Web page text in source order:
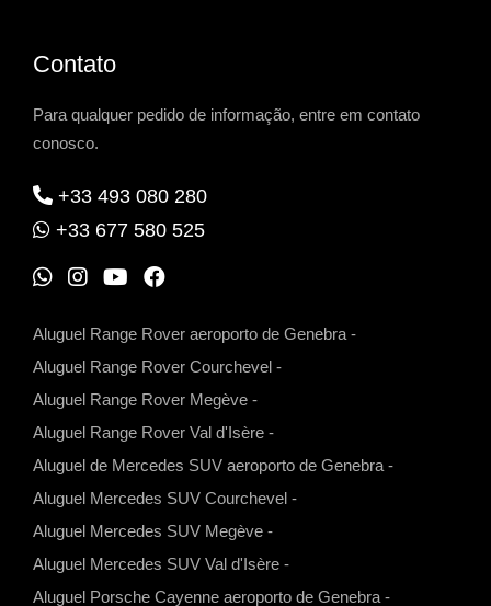
Contato
Para qualquer pedido de informação, entre em contato
conosco.
+33 493 080 280
+33 677 580 525
W
p
p
I
r
a
m
Y
u
b
e
F
o
k
Aluguel Range Rover aeroporto de Genebra-
Aluguel Range Rover Courchevel -
Aluguel Range Rover Megève -
Aluguel Range Rover Val d'Isère -
Aluguel de Mercedes SUV aeroporto de Genebra-
Aluguel Mercedes SUV Courchevel -
Aluguel Mercedes SUV Megève -
Aluguel Mercedes SUV Val d'Isère -
Aluguel Porsche Cayenne aeroporto de Genebra-